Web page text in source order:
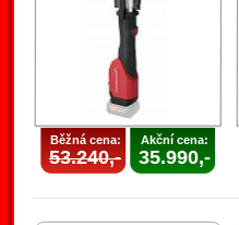
Běžná cena:
53.240,-
Akční cena:
35.990,-